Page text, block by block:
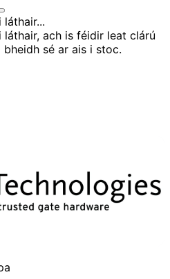
ach is féidir leat clárú
sé ar ais i stoc.